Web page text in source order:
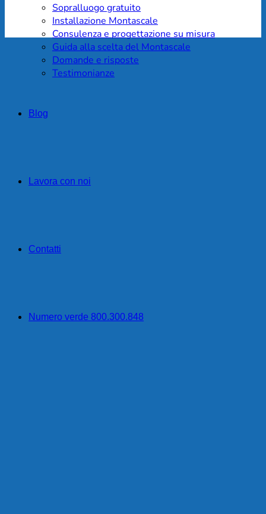
Sopralluogo gratuito
Installazione Montascale
Consulenza e progettazione su misura
Guida alla scelta del Montascale
Domande e risposte
Testimonianze
Blog
Lavora con noi
Contatti
Numero verde 800.300.848